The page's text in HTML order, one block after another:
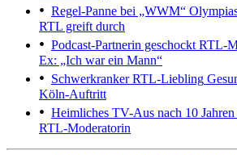
Regel-Panne bei „WWM“
RTL greift durch
Podcast-Partnerin geschockt RTL-
Ex: „Ich war ein Mann“
Schwerkranker RTL-Liebling
Köln-Auftritt
Heimliches TV-Aus nach 10 Jahren
RTL-Moderatorin